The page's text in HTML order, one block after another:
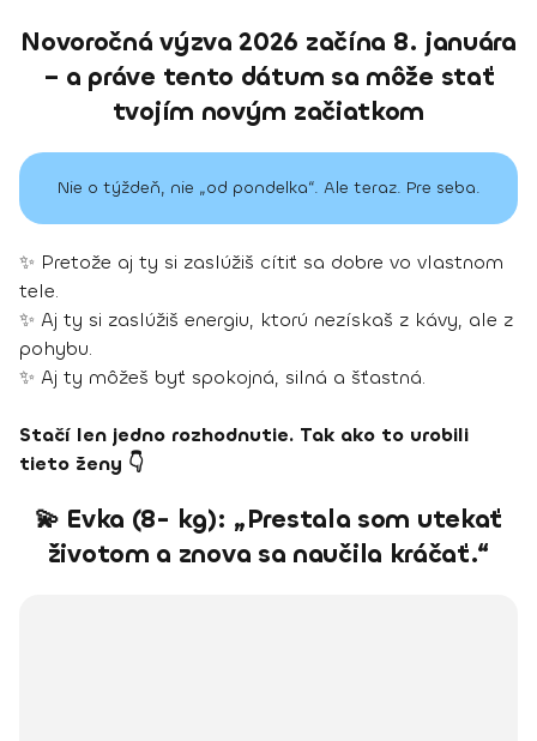
Novoročná výzva 2026 začína 8. januára
– a práve tento dátum sa môže stať
tvojím novým začiatkom
Nie o týždeň, nie „od pondelka“. Ale teraz. Pre seba.
✨ Pretože aj ty si zaslúžiš cítiť sa dobre vo vlastnom
tele.
✨ Aj ty si zaslúžiš energiu, ktorú nezískaš z kávy, ale z
pohybu.
✨ Aj ty môžeš byť spokojná, silná a šťastná.
Stačí len jedno rozhodnutie. Tak ako to urobili
tieto ženy 👇
💫 Evka (8- kg): „Prestala som utekať
životom a znova sa naučila kráčať.“